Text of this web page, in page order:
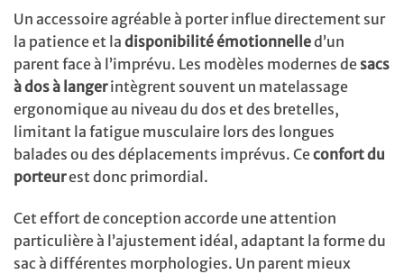
Un accessoire agréable à porter influe directement sur
la patience et la disponibilité émotionnelled’un
parent face à l’imprévu. Les modèles modernes de sacs
à dos à langerintègrent souvent un matelassage
ergonomique au niveau du dos et des bretelles,
limitant la fatigue musculaire lors des longues
balades ou des déplacements imprévus. Ceconfort du
porteurest donc primordial.
Cet effort de conception accorde une attention
particulière à l’ajustement idéal, adaptant la forme du
sac à différentes morphologies. Un parent mieux